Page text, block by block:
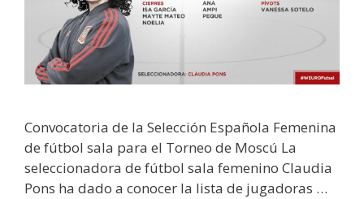
Convocatoria de la Selección Española Femenina
de fútbol sala para el Torneo de Moscú La
seleccionadora de fútbol sala femenino Claudia
Pons ha dado a conocer la lista de jugadoras …